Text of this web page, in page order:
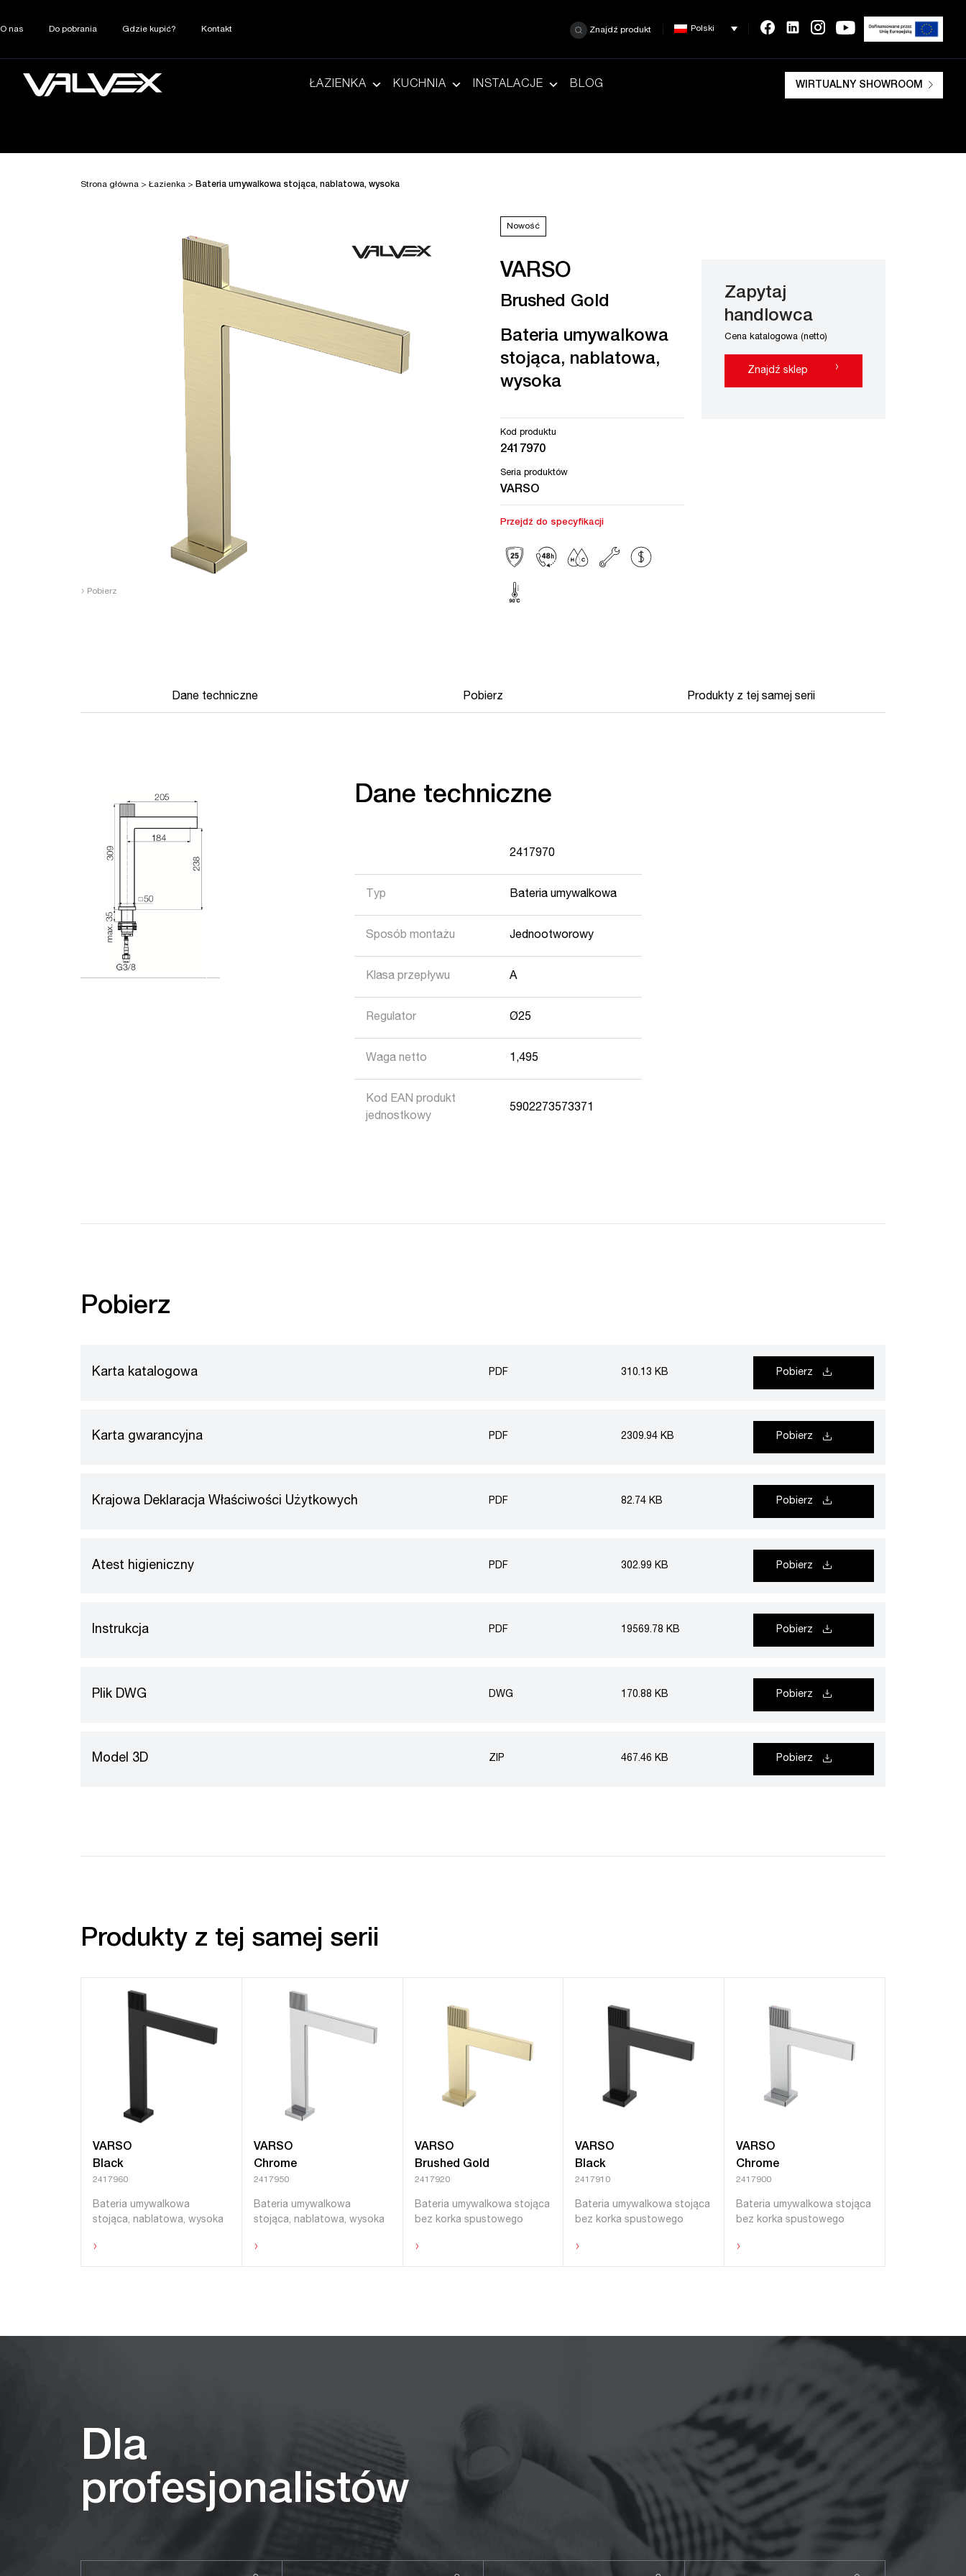
O nas Do pobrania Gdzie kupić? Kontakt Znajdź produkt Polski
ŁAZIENKA KUCHNIA INSTALACJE BLOG WIRTUALNY SHOWROOM
Strona główna > Łazienka > Bateria umywalkowa stojąca, nablatowa, wysoka
› Pobierz
Nowość
VARSO
Brushed Gold
Bateria umywalkowa
stojąca, nablatowa,
wysoka
Kod produktu
2417970
Seria produktów
VARSO
Przejdź do specyfikacji
Zapytaj
handlowca
Cena katalogowa (netto)
Znajdź sklep ›
Dane techniczne Pobierz Produkty z tej samej serii
Dane techniczne
2417970
Typ Bateria umywalkowa
Sposób montażu Jednootworowy
Klasa przepływu A
Regulator Ø25
Waga netto 1,495
Kod EAN produkt
jednostkowy
5902273573371
Pobierz
Karta katalogowa PDF 310.13 KB Pobierz
Karta gwarancyjna PDF 2309.94 KB Pobierz
Krajowa Deklaracja Właściwości Użytkowych PDF 82.74 KB Pobierz
Atest higieniczny PDF 302.99 KB Pobierz
Instrukcja PDF 19569.78 KB Pobierz
Plik DWG DWG 170.88 KB Pobierz
Model 3D ZIP 467.46 KB Pobierz
Produkty z tej samej serii
VARSO
Black
2417960
Bateria umywalkowa
stojąca, nablatowa, wysoka
›
VARSO
Chrome
2417950
Bateria umywalkowa
stojąca, nablatowa, wysoka
›
VARSO
Brushed Gold
2417920
Bateria umywalkowa stojąca
bez korka spustowego
›
VARSO
Black
2417910
Bateria umywalkowa stojąca
bez korka spustowego
›
VARSO
Chrome
2417900
Bateria umywalkowa stojąca
bez korka spustowego
›
Dla
profesjonalistów